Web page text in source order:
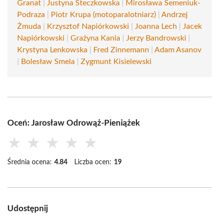
Granat Justyna Steczkowska
Mirosława Semeniuk-
Podraza
Piotr Krupa (motoparalotniarz)
Andrzej
Żmuda
Krzysztof Napiórkowski Joanna Lech
Jacek
Napiórkowski
Grażyna Kania Jerzy Bandrowski
Krystyna Lenkowska
Fred Zinnemann
Adam Asanov
Bolesław Smela Zygmunt Kisielewski
Oceń: Jarosław Odrowąż-Pieniążek
★ ★ ★ ★ ★
Średnia ocena: 4.84 Liczba ocen: 19
Udostępnij